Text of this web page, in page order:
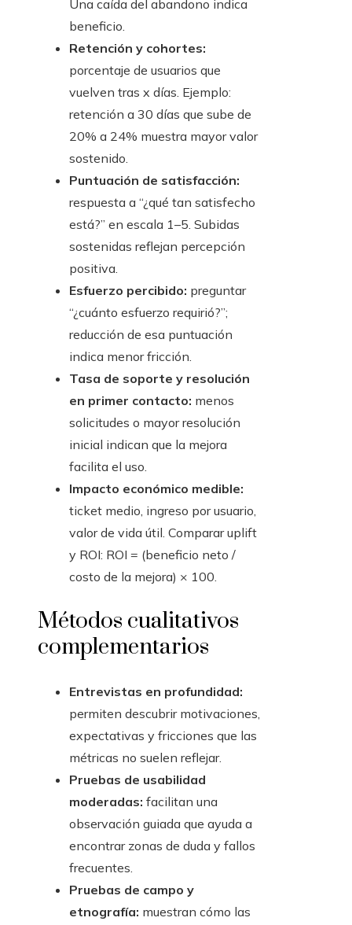
Una caída del abandono indica
beneficio.
Retención y cohortes:
porcentaje de usuarios que
vuelven tras x días. Ejemplo:
retención a 30 días que sube de
20% a 24% muestra mayor valor
sostenido.
Puntuación de satisfacción:
respuesta a “¿qué tan satisfecho
está?” en escala 1–5. Subidas
sostenidas reflejan percepción
positiva.
Esfuerzo percibido: preguntar
“¿cuánto esfuerzo requirió?”;
reducción de esa puntuación
indica menor fricción.
Tasa de soporte y resolución
en primer contacto: menos
solicitudes o mayor resolución
inicial indican que la mejora
facilita el uso.
Impacto económico medible:
ticket medio, ingreso por usuario,
valor de vida útil. Comparar uplift
y ROI: ROI = (beneficio neto /
costo de la mejora) × 100.
Métodos cualitativos
complementarios
Entrevistas en profundidad:
permiten descubrir motivaciones,
expectativas y fricciones que las
métricas no suelen reflejar.
Pruebas de usabilidad
moderadas: facilitan una
observación guiada que ayuda a
encontrar zonas de duda y fallos
frecuentes.
Pruebas de campo y
etnografía: muestran cómo las